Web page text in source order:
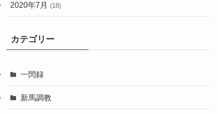
2020年7月 (18)
カテゴリー
一閃録
新馬調教